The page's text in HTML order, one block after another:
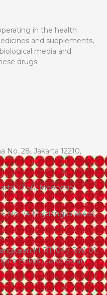
in the health
and supplements,
media and
drugs.
No. 28, Jakarta 12210,
10150, Indonesia
No. 74 Majalengka 45433,
III RT. 04 / RW. 01,
Bekasi, Jawa Barat,